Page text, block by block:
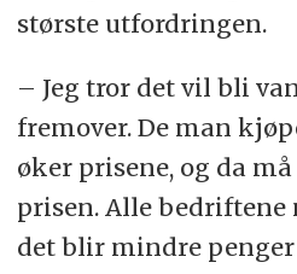
største utfordringen.
– Jeg tror det vil bli
fremover. De man
øker prisene, og da
prisen. Alle bedriftene
det blir mindre